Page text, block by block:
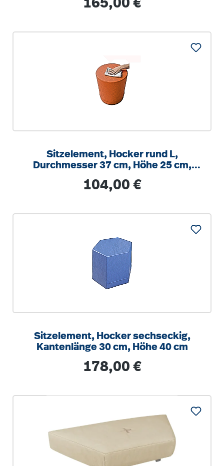
165,00 €
Sitzelement, Hocker rund L,
Durchmesser 37 cm, Höhe 25 cm,
Regulärer Preis:
104,00 €
Sitzelement, Hocker sechseckig,
Kantenlänge 30 cm, Höhe 40 cm
Regulärer Preis:
178,00 €